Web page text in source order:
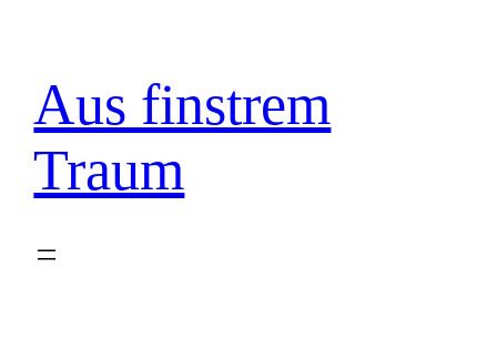
springen
Aus finstrem
Traum